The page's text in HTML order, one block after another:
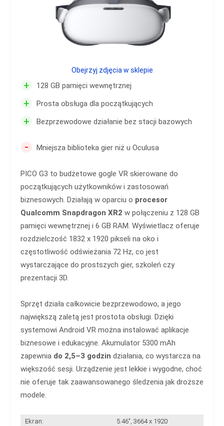
+ 128 GB pamięci wewnętrznej
+ Prosta obsługa dla początkujących
+ Bezprzewodowe działanie bez stacji bazowych
- Mniejsza biblioteka gier niż u Oculusa
PICO G3 to budżetowe gogle VR skierowane do
początkujących użytkowników i zastosowań
biznesowych. Działają w oparciu o procesor
Qualcomm Snapdragon XR2 w połączeniu z 128 GB
pamięci wewnętrznej i 6 GB RAM. Wyświetlacz oferuje
rozdzielczość 1832 x 1920 pikseli na oko i
częstotliwość odświeżania 72 Hz, co jest
wystarczające do prostszych gier, szkoleń czy
prezentacji 3D.
Sprzęt działa całkowicie bezprzewodowo, a jego
największą zaletą jest prostota obsługi. Dzięki
systemowi Android VR można instalować aplikacje
biznesowe i edukacyjne. Akumulator 5300 mAh
zapewnia do 2,5–3 godzin działania, co wystarcza na
większość sesji. Urządzenie jest lekkie i wygodne, choć
nie oferuje tak zaawansowanego śledzenia jak droższe
modele.
Ekran: 5.46", 3664 x 1920
Obejrzyj zdjęcia w sklepie